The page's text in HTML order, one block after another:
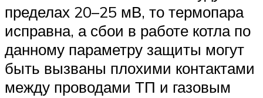
пределах 20–25 мВ, то термопара
исправна, а сбои в работе котла по
данному параметру защиты могут
быть вызваны плохими контактами
между проводами ТП и газовым